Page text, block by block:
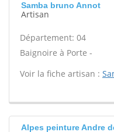
Samba bruno Annot
Artisan
Département: 04
Baignoire à Porte -
Voir la fiche artisan :
Alpes peinture Andre